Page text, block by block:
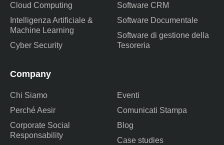
Cloud Computing
Intelligenza Artificiale &
Machine Learning
Cyber Security
Software CRM
Software Documentale
Software di gestione della
Tesoreria
Company
Chi Siamo
Perché Aesir
Corporate Social
Responsability
Eventi
Comunicati Stampa
Blog
Case studies